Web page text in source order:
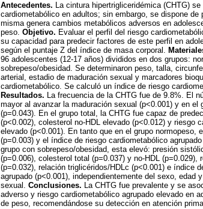
Antecedentes. La cintura hipertrigliceridémica (CHTG)
cardiometabólico en adultos; sin embargo, se dispone de
misma genera cambios metabólicos adversos en
peso. Objetivo. Evaluar el perfil del riesgo
su capacidad para predecir factores de este perfil en
según el puntaje Z del índice de masa corporal.
96 adolescentes (12-17 años) divididos en dos grupos:
sobrepeso/obesidad. Se determinaron peso, talla,
arterial, estadio de maduración sexual y marcadores
cardiometabólico. Se calculó un índice de riesgo
Resultados. La frecuencia de la CHTG fue de 9.8%. El
mayor al avanzar la maduración sexual (p<0.001) y en el
(p=0.043). En el grupo total, la CHTG fue capaz de
(p<0.002), colesterol no-HDL elevado (p<0.012) y riesgo
elevado (p<0.001). En tanto que en el grupo normopeso,
(p=0.003) y el índice de riesgo cardiometabólico
grupo con sobrepeso/obesidad, esta elevó: presión
(p=0.006), colesterol total (p=0.037) y no-HDL (p=0.029),
(p=0.032), relación triglicéridos/HDLc (p<0.001) e índice
agrupado (p<0.001), independientemente del sexo, edad
sexual. Conclusiones. La CHTG fue prevalente y se
adverso y riesgo cardiometabólico agrupado elevado en
de peso, recomendándose su detección en atención